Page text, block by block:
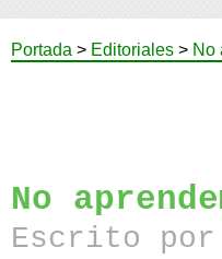
Portada > Editoriales > No
No
Escrito por